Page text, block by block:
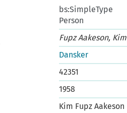
bs:SimpleType
Person
Fupz Aakeson, Kim
Dansker
42351
1958
Kim Fupz Aakeson